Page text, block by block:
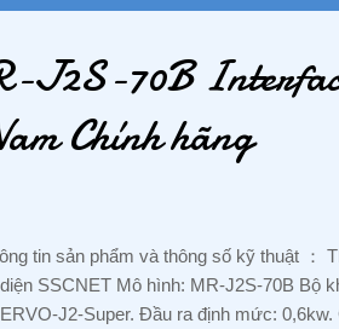
#Hitachi #Festo
J2S-70B
Chính hãng
tin sản phẩm và thông số kỹ thuật ：
SSCNET Mô hình: MR-J2S-70B Bộ
J2-Super. Đầu ra định mức: